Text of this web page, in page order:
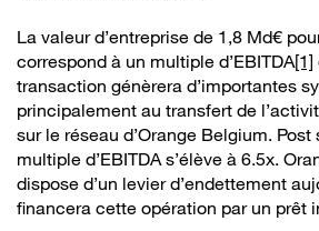
La valeur d’entreprise de 1,8 Md€
correspond à un multiple d’EBITDA[1]
transaction génèrera d’importantes
principalement au transfert de
sur le réseau d’Orange Belgium. Post
multiple d’EBITDA s’élève à 6.5x.
dispose d’un levier d’endettement
financera cette opération par un prêt